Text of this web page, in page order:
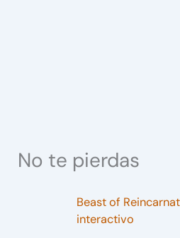
No te pierdas
Beast of
interactivo